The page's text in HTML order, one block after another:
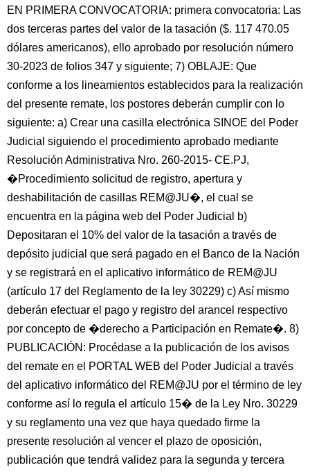
EN PRIMERA CONVOCATORIA: primera convocatoria: Las
dos terceras partes del valor de la tasación ($. 117 470.05
dólares americanos), ello aprobado por resolución número
30-2023 de folios 347 y siguiente; 7) OBLAJE: Que
conforme a los lineamientos establecidos para la realización
del presente remate, los postores deberán cumplir con lo
siguiente: a) Crear una casilla electrónica SINOE del Poder
Judicial siguiendo el procedimiento aprobado mediante
Resolución Administrativa Nro. 260-2015- CE.PJ,
�Procedimiento solicitud de registro, apertura y
deshabilitación de casillas REM@JU�, el cual se
encuentra en la página web del Poder Judicial b)
Depositaran el 10% del valor de la tasación a través de
depósito judicial que será pagado en el Banco de la Nación
y se registrará en el aplicativo informático de REM@JU
(artículo 17 del Reglamento de la ley 30229) c) Así mismo
deberán efectuar el pago y registro del arancel respectivo
por concepto de �derecho a Participación en Remate�. 8)
PUBLICACIÓN: Procédase a la publicación de los avisos
del remate en el PORTAL WEB del Poder Judicial a través
del aplicativo informático del REM@JU por el término de ley
conforme así lo regula el artículo 15� de la Ley Nro. 30229
y su reglamento una vez que haya quedado firme la
presente resolución al vencer el plazo de oposición,
publicación que tendrá validez para la segunda y tercera